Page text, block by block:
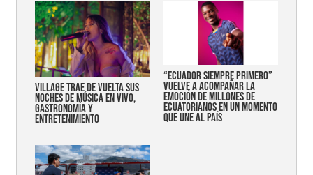
Village trae de vuelta sus
noches de música en vivo,
gastronomía y
entretenimiento
“Ecuador siempre primero”
vuelve a acompañar la
emoción de millones de
ecuatorianos en un momento
que une al país